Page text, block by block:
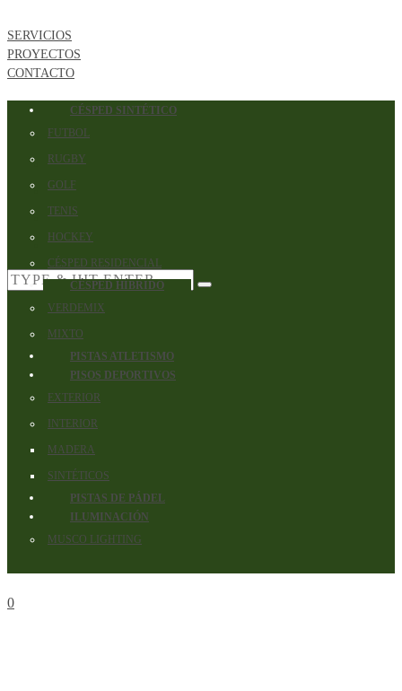
SERVICIOS
PROYECTOS
CONTACTO
CÉSPED SINTÉTICO
FUTBOL
RUGBY
GOLF
TENIS
HOCKEY
CÉSPED RESIDENCIAL
CÉSPED HÍBRIDO
VERDEMIX
MIXTO
PISTAS ATLETISMO
PISOS DEPORTIVOS
EXTERIOR
INTERIOR
MADERA
SINTÉTICOS
PISTAS DE PÁDEL
ILUMINACIÓN
MUSCO LIGHTING
0